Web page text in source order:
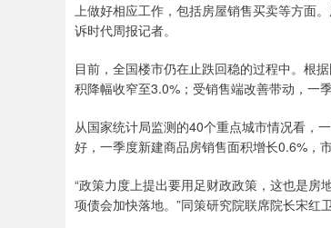
上做好相应工作，包括房屋销售买卖等方面
诉时代周报记者。
目前，全国楼市仍在止跌回稳的过程中。根
积降幅收窄至3.0%；受销售端改善带动，一
从国家统计局监测的40个重点城市情况看，
好，一季度新建商品房销售面积增长0.6%，
“政策力度上提出要用足财政政策，这也是
项债会加快落地。”同策研究院联席院长宋红